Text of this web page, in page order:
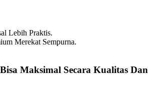
Lebih Praktis.
Merekat Sempurna.
Maksimal Secara Kualitas Dan